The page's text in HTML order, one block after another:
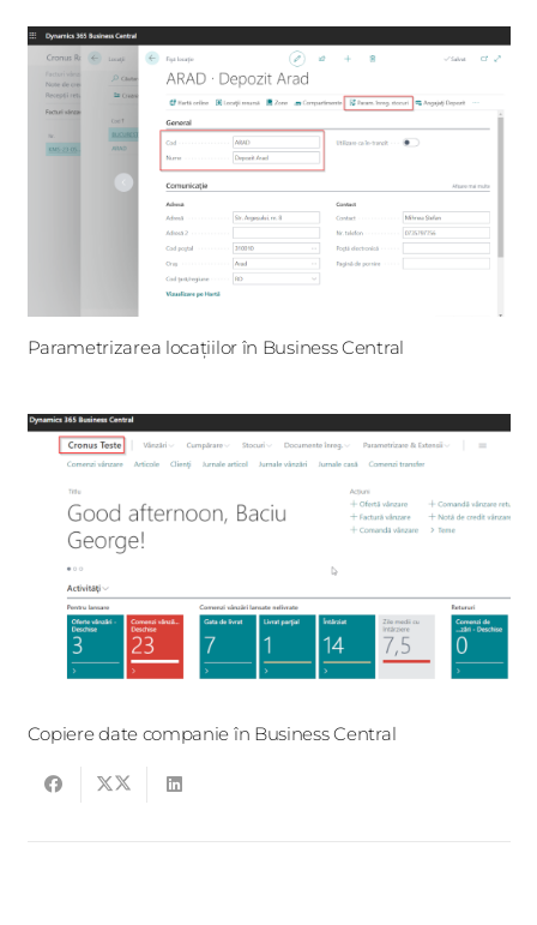
Parametrizarea locațiilor în Business Central
Copiere date companie în Business Central